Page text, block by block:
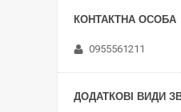
0955561211